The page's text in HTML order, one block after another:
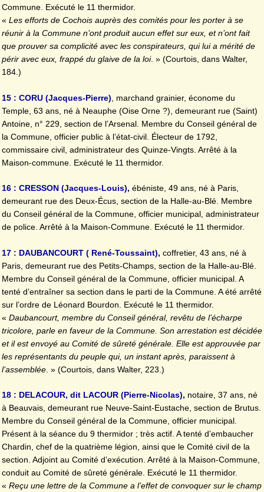
Commune. Exécuté le 11 thermidor.
« Les efforts de Cochois auprès des comités pour les porter à se
réunir à la Commune n’ont produit aucun effet sur eux, et n’ont fait
que prouver sa complicité avec les conspirateurs, qui lui a mérité de
périr avec eux, frappé du glaive de la loi. » (Courtois, dans Walter,
184.)
15 : CORU (Jacques-Pierre) , marchand grainier, économe du
Temple, 63 ans, né à Neauphe (Oise Orne ?), demeurant rue (Saint)
Antoine, n° 229, section de l’Arsenal. Membre du Conseil général de
la Commune, officier public à l’état-civil. Électeur de 1792,
commissaire civil, administrateur des Quinze-Vingts. Arrêté à la
Maison-commune. Exécuté le 11 thermidor.
16 : CRESSON (Jacques-Louis), ébéniste, 49 ans, né à Paris,
demeurant rue des Deux-Écus, section de la Halle-au-Blé. Membre
du Conseil général de la Commune, officier municipal, administrateur
de police. Arrêté à la Maison-Commune. Exécuté le 11 thermidor.
17 : DAUBANCOURT ( René-Toussaint), coffretier, 43 ans, né à
Paris, demeurant rue des Petits-Champs, section de la Halle-au-Blé.
Membre du Conseil général de la Commune, officier municipal. A
tenté d’entraîner sa section dans le parti de la Commune. A été arrêté
sur l’ordre de Léonard Bourdon. Exécuté le 11 thermidor.
« Daubancourt, membre du Conseil général, revêtu de l’écharpe
tricolore, parle en faveur de la Commune. Son arrestation est décidée
et il est envoyé au Comité de sûreté générale. Elle est approuvée par
les représentants du peuple qui, un instant après, paraissent à
l’assemblée . » (Courtois, dans Walter, 223.)
18 : DELACOUR, dit LACOUR (Pierre-Nicolas), notaire, 37 ans, né
à Beauvais, demeurant rue Neuve-Saint-Eustache, section de Brutus.
Membre du Conseil général de la Commune, officier municipal.
Présent à la séance du 9 thermidor ; très actif. A tenté d’embaucher
Chardin, chef de la quatrième légion, ainsi que le Comité civil de la
section. Adjoint au Comité d’exécution. Arrêté à la Maison-Commune,
conduit au Comité de sûreté générale. Exécuté le 11 thermidor.
« Reçu une lettre de la Commune a l’effet de convoquer sur le champ